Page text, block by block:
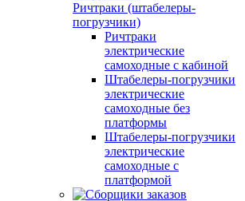
Ричтраки (штабелеры-
погрузчики)
Ричтраки
электрические
самоходные с кабиной
Штабелеры-погрузчики
электрические
самоходные без
платформы
Штабелеры-погрузчики
электрические
самоходные с
платформой